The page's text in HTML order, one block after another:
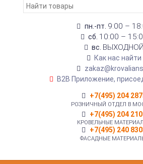
пн.-пт. 9:00 –
сб. 10:00 –
вс. ВЫХОДНОЙ
Как нас найти
B2B Приложение,
+7(495) 204
РОЗНИЧНЫЙ ОТДЕЛ В
+7(495) 204
КРОВЕЛЬНЫЕ
+7(495) 240
ФАСАДНЫЕ